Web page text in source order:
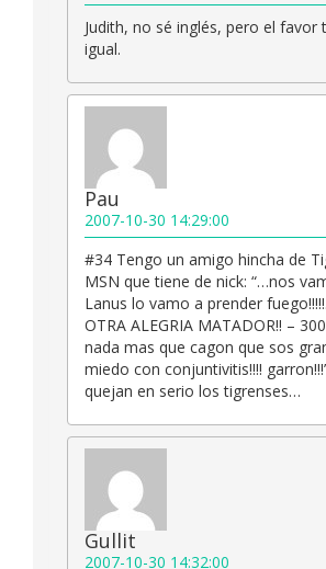
Judith, no sé inglés, pero el favor
igual.
Pau
2007-10-30 14:29:00
#34 Tengo un amigo hincha de
MSN que tiene de nick: “…nos
Lanus lo vamo a prender
OTRA ALEGRIA MATADOR!! –
nada mas que cagon que sos
miedo con conjuntivitis!!!!
quejan en serio los tigrenses…
Gullit
2007-10-30 14:32:00